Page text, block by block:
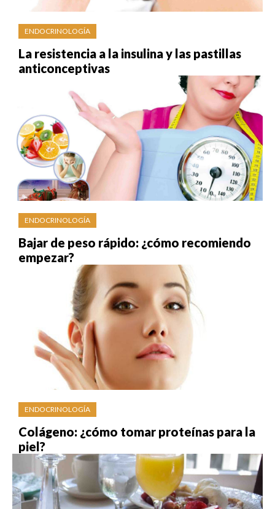
ENDOCRINOLOGÍA
La resistencia a la insulina y las pastillas
anticonceptivas
ENDOCRINOLOGÍA
Bajar de peso rápido: ¿cómo recomiendo
empezar?
ENDOCRINOLOGÍA
Colágeno: ¿cómo tomar proteínas para la
piel?